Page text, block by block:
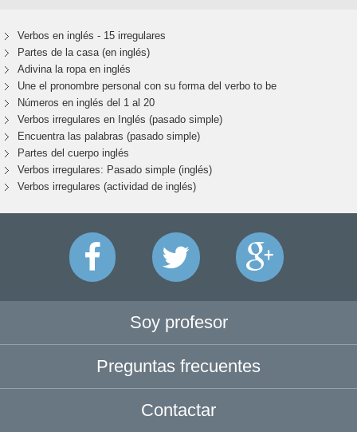
Verbos en inglés - 15 irregulares
Partes de la casa (en inglés)
Adivina la ropa en inglés
Une el pronombre personal con su forma del verbo to be
Números en inglés del 1 al 20
Verbos irregulares en Inglés (pasado simple)
Encuentra las palabras (pasado simple)
Partes del cuerpo inglés
Verbos irregulares: Pasado simple (inglés)
Verbos irregulares (actividad de inglés)
Soy profesor
Preguntas frecuentes
Contactar